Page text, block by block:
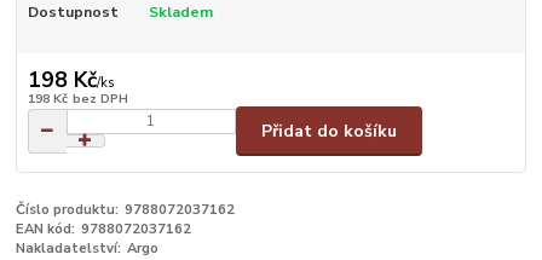
Dostupnost Skladem
198 Kč/ks
198 Kč bez DPH
Přidat do košíku
Číslo produktu: 9788072037162
EAN kód: 9788072037162
Nakladatelství: Argo